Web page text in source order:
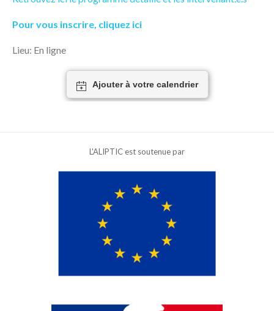
Pour vous inscrire, cliquez ici
Lieu: En ligne
Ajouter à votre calendrier
L'ALIPTIC est soutenue par